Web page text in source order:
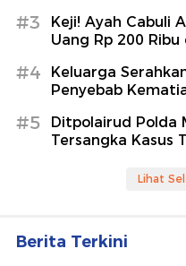
#3
Keji! Ayah Cabuli
Uang Rp 200 Ribu
#4
Keluarga
Penyebab
#5
Ditpolairud Polda
Tersangka Kasus
Lihat
Berita Terkini